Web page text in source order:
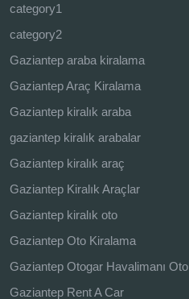
category1
category2
Gaziantep araba kiralama
Gaziantep Araç Kiralama
Gaziantep kiralık araba
gaziantep kiralık arabalar
Gaziantep kiralık araç
Gaziantep Kiralık Araçlar
Gaziantep kiralık oto
Gaziantep Oto Kiralama
Gaziantep Otogar Havalimanı Oto
Gaziantep Rent A Car